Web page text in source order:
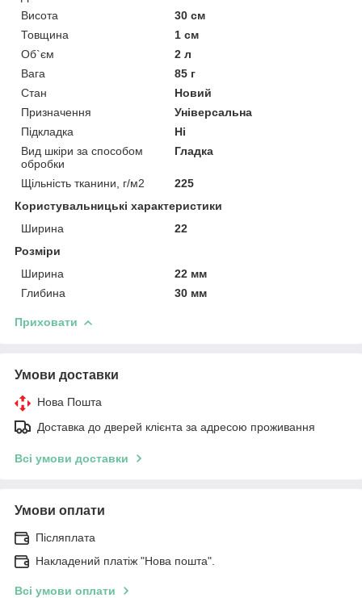
Висота
30 см
Товщина
1 см
Об`єм
2 л
Вага
85 г
Стан
Новий
Призначення
Універсальна
Підкладка
Ні
Вид шкіри за способом
обробки
Гладка
Щільність тканини, г/м2
225
Користувальницькі характеристики
Ширина
22
Розміри
Ширина
22 мм
Глибина
30 мм
Приховати
Умови доставки
Нова Пошта
Доставка до дверей клієнта за адресою проживання
Всі умови доставки
Умови оплати
Післяплата
Накладений платіж "Нова пошта".
Всі умови оплати